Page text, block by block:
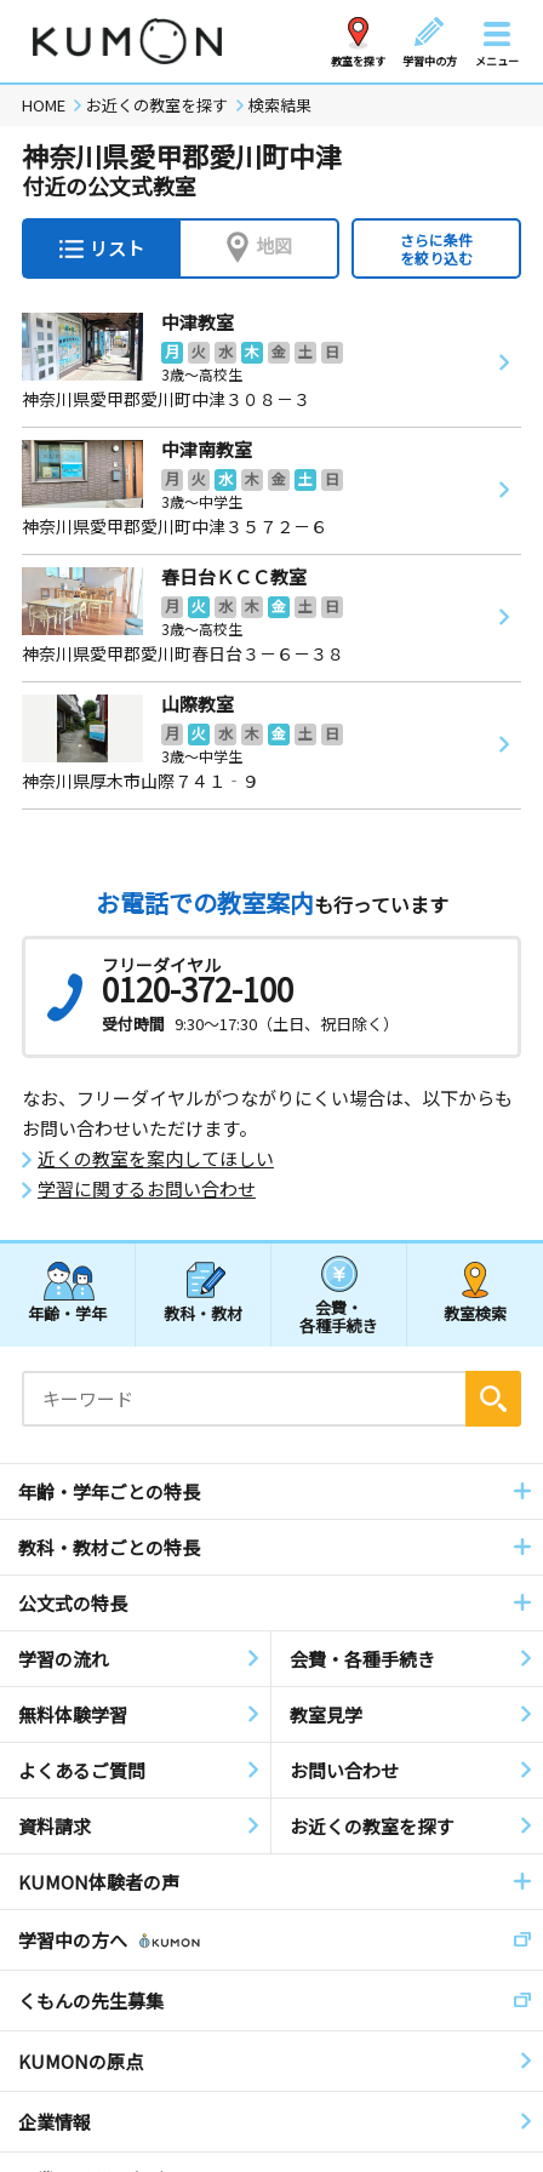
教室を探す 学習中の方 メニュー
HOME お近くの教室を探す 検索結果
神奈川県愛甲郡愛川町中津
付近の公文式教室
リスト 地図
さらに条件
を絞り込む
中津教室
月 火 水 木 金 土
日
3歳～高校生
神奈川県愛甲郡愛川町中津３０８－３
中津南教室
月 火 水 木 金 土
日
3歳～中学生
神奈川県愛甲郡愛川町中津３５７２－６
春日台ＫＣＣ教室
月 火 水 木 金 土
日
3歳～高校生
神奈川県愛甲郡愛川町春日台３－６－３８
山際教室
月 火 水 木 金 土
日
3歳～中学生
神奈川県厚木市山際７４１‐９
お電話での教室案内も行っています
フリーダイヤル
0120-372-100
受付時間 9:30～17:30（土日、祝日除く）
なお、フリーダイヤルがつながりにくい場合は、以下からも
お問い合わせいただけます。
近くの教室を案内してほしい
学習に関するお問い合わせ
年齢・学年 教科・教材 会費・
各種手続き
教室検索
年齢・学年ごとの特長
教科・教材ごとの特長
公文式の特長
学習の流れ 会費・各種手続き
無料体験学習 教室見学
よくあるご質問 お問い合わせ
資料請求 お近くの教室を探す
KUMON体験者の声
学習中の方へ
くもんの先生募集
KUMONの原点
企業情報